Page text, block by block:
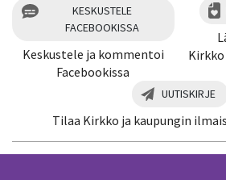
KESKUSTELE
FACEBOOKISSA
Keskustele ja kommentoi
Facebookissa
UUTISKIRJE
Tilaa Kirkko ja kaupungin